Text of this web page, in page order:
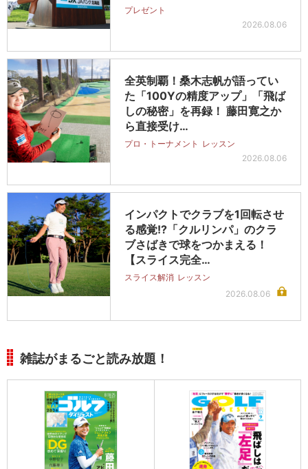
プレゼント
2026.08.06
全英制覇！桑木志帆が語ってい
た「100Yの精度アップ」「飛ば
しの秘密」を再録！ 藤田寛之か
ら直接受け…
プロ・トーナメント レッスン
2026.08.06
インパクトでクラブを1回転させ
る感覚!?「クルリンパ」のクラ
ブさばきで球をつかまえる！
【スライス完全…
スライス解消 レッスン
2026.08.06
雑誌がまるごと読み放題！